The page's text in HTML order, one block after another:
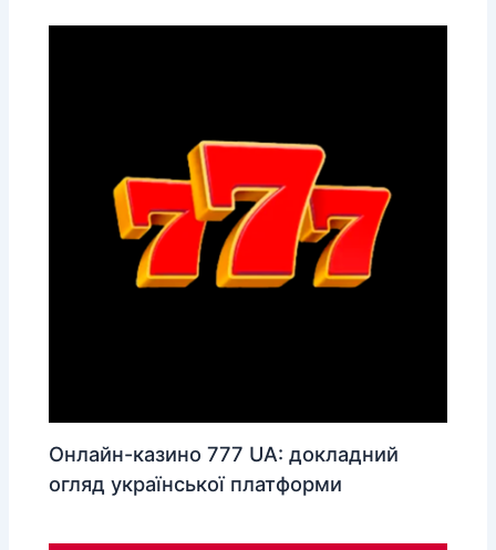
Онлайн-казино 777 UA: докладний
огляд української платформи